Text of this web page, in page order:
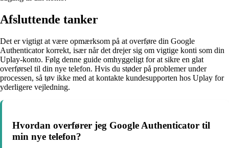
Afsluttende tanker
Det er vigtigt at være opmærksom på at overføre din Google
Authenticator korrekt, især når det drejer sig om vigtige konti som din
Uplay-konto. Følg denne guide omhyggeligt for at sikre en glat
overførsel til din nye telefon. Hvis du støder på problemer under
processen, så tøv ikke med at kontakte kundesupporten hos Uplay for
yderligere vejledning.
Hvordan overfører jeg Google Authenticator til
min nye telefon?